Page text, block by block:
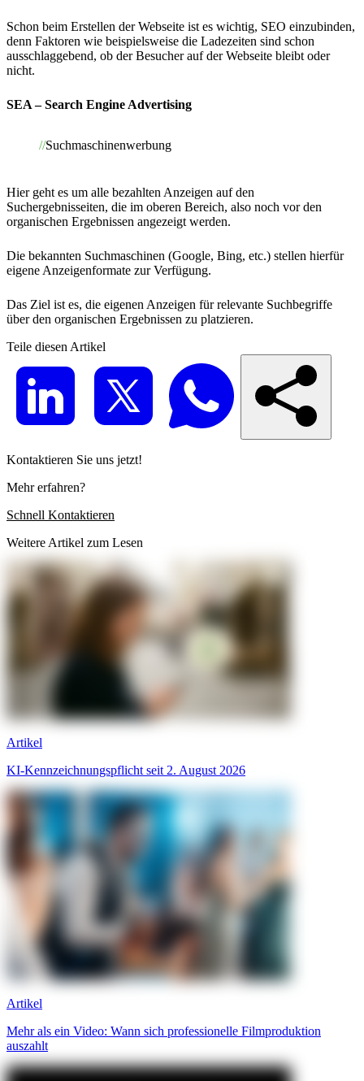
Schon beim Erstellen der Webseite ist es wichtig, SEO einzubinden,
denn Faktoren wie beispielsweise die Ladezeiten sind schon
ausschlaggebend, ob der Besucher auf der Webseite bleibt oder
nicht.
SEA – Search Engine Advertising
Suchmaschinenwerbung
Hier geht es um alle bezahlten Anzeigen auf den
Suchergebnisseiten, die im oberen Bereich, also noch vor den
organischen Ergebnissen angezeigt werden.
Die bekannten Suchmaschinen (Google, Bing, etc.) stellen hierfür
eigene Anzeigenformate zur Verfügung.
Das Ziel ist es, die eigenen Anzeigen für relevante Suchbegriffe
über den organischen Ergebnissen zu platzieren.
Teile diesen Artikel
Kontaktieren Sie uns jetzt!
Mehr erfahren?
Schnell Kontaktieren
Weitere Artikel zum Lesen
Artikel
KI-Kennzeichnungspflicht seit 2. August 2026
Artikel
Mehr als ein Video: Wann sich professionelle Filmproduktion
auszahlt